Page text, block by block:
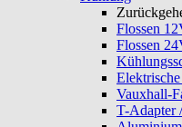
Flossen
Flossen
Vauxhall-
T-Adapter